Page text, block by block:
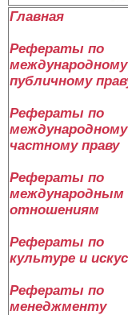
Главная
Рефераты по
международному
публичному
Рефераты по
международному
частному праву
Рефераты по
международным
отношениям
Рефераты по
культуре и
Рефераты по
менеджменту